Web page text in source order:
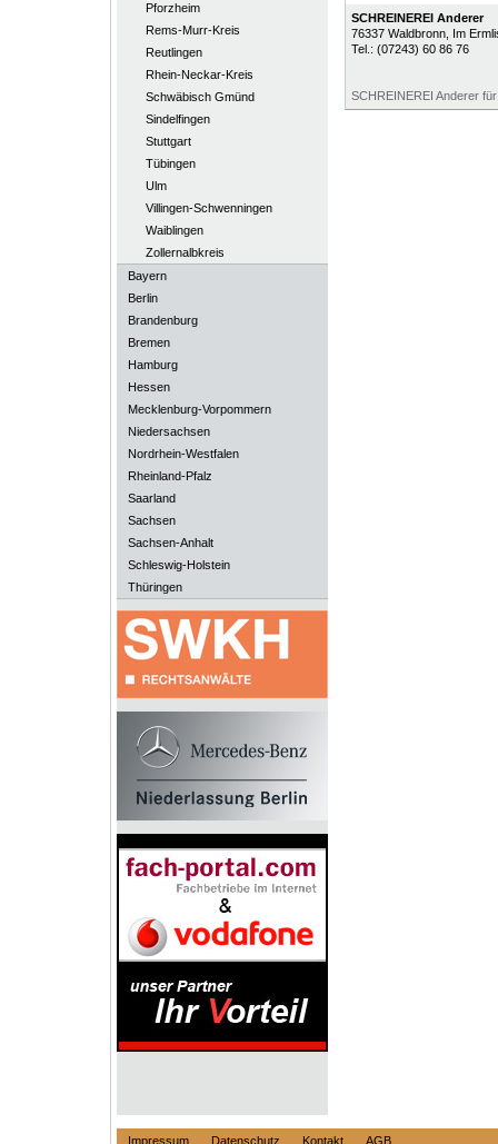
Pforzheim
Rems-Murr-Kreis
Reutlingen
Rhein-Neckar-Kreis
Schwäbisch Gmünd
Sindelfingen
Stuttgart
Tübingen
Ulm
Villingen-Schwenningen
Waiblingen
Zollernalbkreis
Bayern
Berlin
Brandenburg
Bremen
Hamburg
Hessen
Mecklenburg-Vorpommern
Niedersachsen
Nordrhein-Westfalen
Rheinland-Pfalz
Saarland
Sachsen
Sachsen-Anhalt
Schleswig-Holstein
Thüringen
SCHREINEREI Anderer
76337 Waldbronn, Im
Tel.: (07243) 60 86 76
SCHREINEREI Anderer
Impressum Datenschutz Kontakt AGB